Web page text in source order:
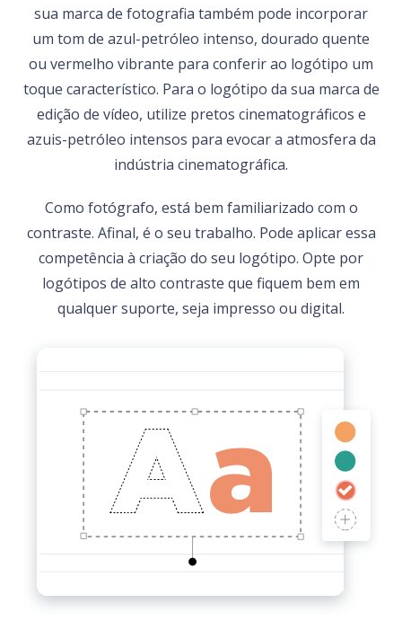
sua marca de fotografia também pode incorporar
um tom de azul-petróleo intenso, dourado quente
ou vermelho vibrante para conferir ao logótipo um
toque característico. Para o logótipo da sua marca de
edição de vídeo, utilize pretos cinematográficos e
azuis-petróleo intensos para evocar a atmosfera da
indústria cinematográfica.
Como fotógrafo, está bem familiarizado com o
contraste. Afinal, é o seu trabalho. Pode aplicar essa
competência à criação do seu logótipo. Opte por
logótipos de alto contraste que fiquem bem em
qualquer suporte, seja impresso ou digital.